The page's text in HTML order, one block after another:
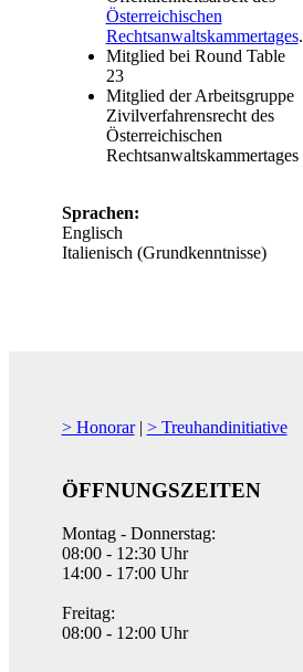
Österreichischen
Rechtsanwaltskammertages.
Mitglied bei Round Table
23
Mitglied der Arbeitsgruppe
Zivilverfahrensrecht des
Österreichischen
Rechtsanwaltskammertages
Sprachen:
Englisch
Italienisch (Grundkenntnisse)
> Honorar | > Treuhandinitiative
ÖFFNUNGSZEITEN
Montag - Donnerstag:
08:00 - 12:30 Uhr
14:00 - 17:00 Uhr
Freitag:
08:00 - 12:00 Uhr